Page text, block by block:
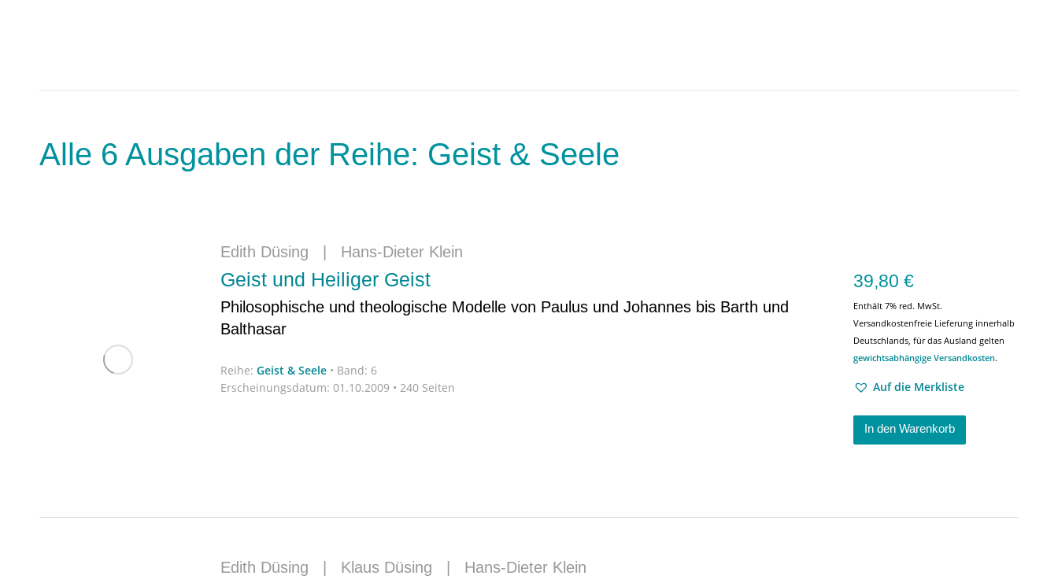
Alle 6 Ausgaben der Reihe: Geist & Seele
Edith Düsing Hans-Dieter Klein
Geist und Heiliger Geist
Philosophische und theologische Modelle von Paulus und Johannes bis Barth und
Balthasar
Reihe: Geist & Seele • Band: 6
Erscheinungsdatum: 01.10.2009 • 240 Seiten
39,80 €
Enthält 7% red. MwSt.
Versandkostenfreie Lieferung innerhalb
Deutschlands, für das Ausland gelten
gewichtsabhängige Versandkosten.
Auf die Merkliste
In den Warenkorb
Edith Düsing Klaus Düsing Hans-Dieter Klein